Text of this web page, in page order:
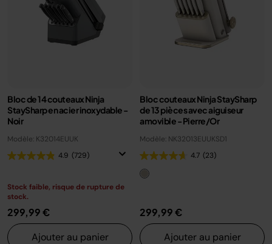
Bloc de 14 couteaux Ninja
StaySharp en acier inoxydable -
Noir
Modèle: K32014EUUK
4.9 (729)
Stock faible, risque de rupture de
stock.
299,99 €
Ajouter au panier
Bloc couteaux Ninja StaySharp
de 13 pièces avec aiguiseur
amovible - Pierre/Or
Modèle: NK32013EUUKSD1
4.7 (23)
299,99 €
Ajouter au panier